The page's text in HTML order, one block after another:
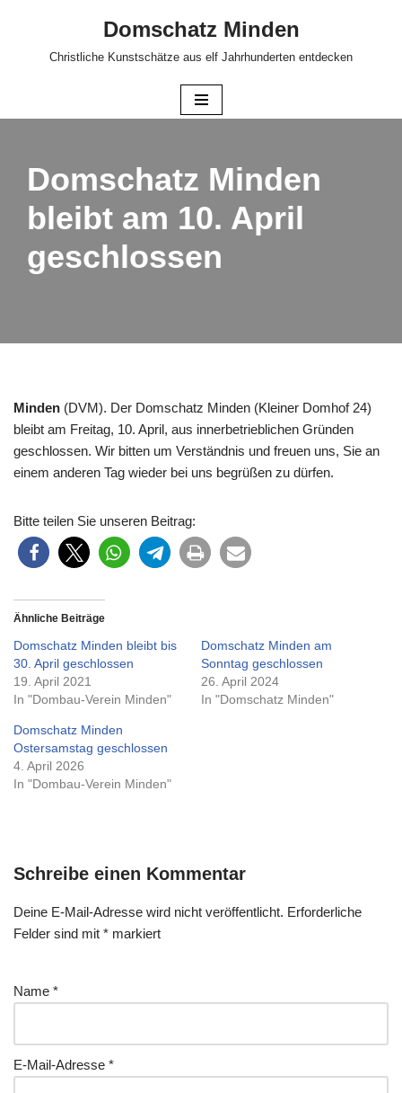
Domschatz Minden
Christliche Kunstschätze aus elf Jahrhunderten entdecken
Domschatz Minden
bleibt am 10. April
geschlossen
Minden (DVM). Der Domschatz Minden (Kleiner Domhof 24)
bleibt am Freitag, 10. April, aus innerbetrieblichen Gründen
geschlossen. Wir bitten um Verständnis und freuen uns, Sie an
einem anderen Tag wieder bei uns begrüßen zu dürfen.
Bitte teilen Sie unseren Beitrag:
Ähnliche Beiträge
Domschatz Minden bleibt bis
30. April geschlossen
19. April 2021
In "Dombau-Verein Minden"
Domschatz Minden am
Sonntag geschlossen
26. April 2024
In "Domschatz Minden"
Domschatz Minden
Ostersamstag geschlossen
4. April 2026
In "Dombau-Verein Minden"
Schreibe einen Kommentar
Deine E-Mail-Adresse wird nicht veröffentlicht. Erforderliche
Felder sind mit * markiert
Name *
E-Mail-Adresse *